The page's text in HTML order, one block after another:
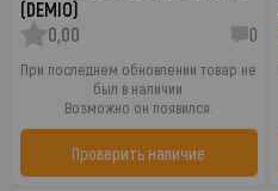
(DEMIO)
0,00
0
При последнем обновлении товар не
был в наличии.
Возможно он появился.
Проверить наличие